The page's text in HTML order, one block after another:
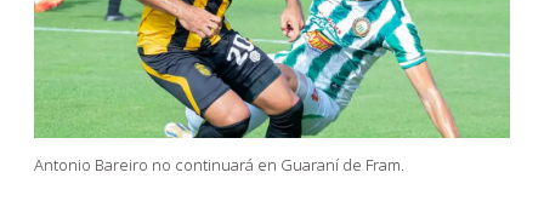
Antonio Bareiro no continuará en Guaraní de Fram.